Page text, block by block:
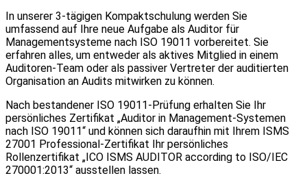
In unserer 3-tägigen Kompaktschulung werden Sie
umfassend auf Ihre neue Aufgabe als Auditor für
Managementsysteme nach ISO 19011 vorbereitet. Sie
erfahren alles, um entweder als aktives Mitglied in einem
Auditoren-Team oder als passiver Vertreter der auditierten
Organisation an Audits mitwirken zu können.
Nach bestandener ISO 19011-Prüfung erhalten Sie Ihr
persönliches Zertifikat „Auditor in Management-Systemen
nach ISO 19011“ und können sich daraufhin mit Ihrem ISMS
27001 Professional-Zertifikat Ihr persönliches
Rollenzertifikat „ICO ISMS AUDITOR according to ISO/IEC
270001:2013“ ausstellen lassen.